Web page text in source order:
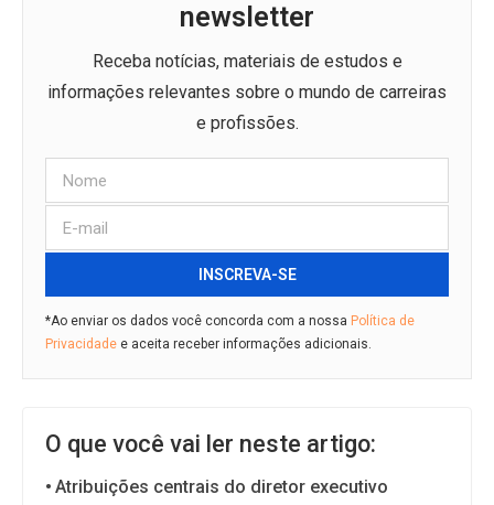
newsletter
Receba notícias, materiais de estudos e
informações relevantes sobre o mundo de carreiras
e profissões.
INSCREVA-SE
*Ao enviar os dados você concorda com a nossa Política de
Privacidade e aceita receber informações adicionais.
O que você vai ler neste artigo:
Atribuições centrais do diretor executivo